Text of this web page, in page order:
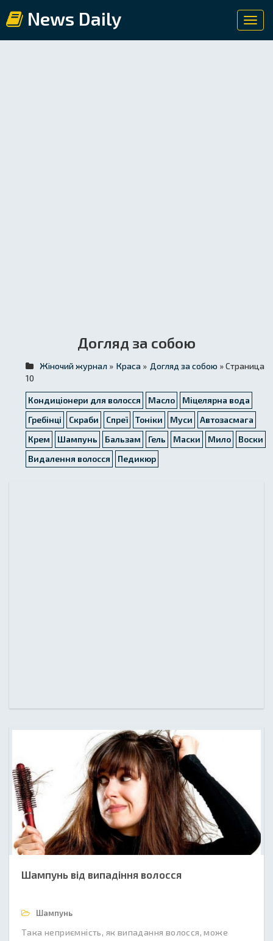
News Daily
Догляд за собою
Жіночий журнал » Краса » Догляд за собою » Страница
10
Кондиціонери для волосся Масло
Міцелярна вода
Гребінці
Скраби Спреї Тоніки Муси
Автозасмага
Крем
Шампунь Бальзам Гель Маски Мило
Воски
Видалення волосся
Педикюр
Шампунь від випадіння волосся
Шампунь
Така неприємність, як випадання волосся, може